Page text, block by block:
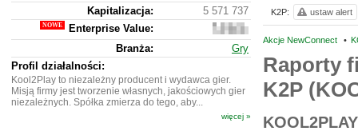
Akcje NewConnect •
Raporty
K2P
K2P: ustaw alert
Kapitalizacja:
5 571 737
Enterprise Value:
5
542
737
Branża:
Gry
Profil działalności:
Kool2Play to niezależny producent i wydawca gier.
Misją firmy jest tworzenie własnych, jakościowych gier
niezależnych. Spółka zmierza do tego, aby...
więcej »